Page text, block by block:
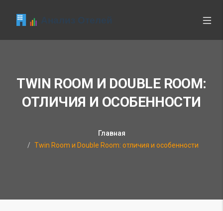
TWIN ROOM И DOUBLE ROOM:
ОТЛИЧИЯ И ОСОБЕННОСТИ
Главная
Twin Room и Double Room: отличия и особенности